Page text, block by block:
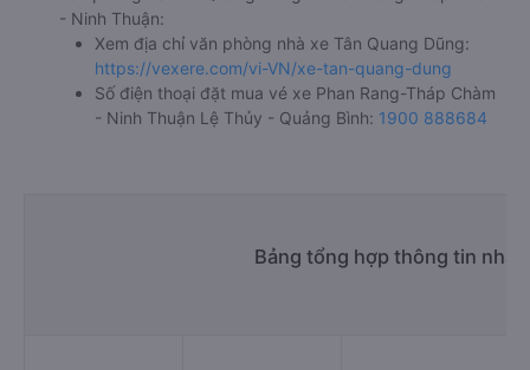
- Ninh Thuận:
Xem địa chỉ văn phòng nhà xe Tân Quang Dũng:
https://vexere.com/vi-VN/xe-tan-quang-dung
Số điện thoại đặt mua vé xe Phan Rang-Tháp Chàm
- Ninh Thuận Lệ Thủy - Quảng Bình: 1900 888684
Bảng tổng hợp thông tin nhà